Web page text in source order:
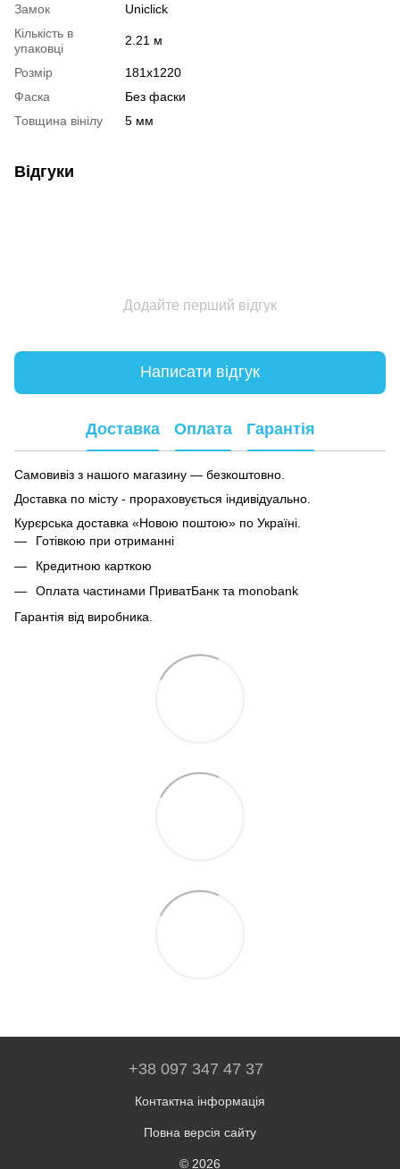
Замок
Uniclick
Кількість в
упаковці
2.21 м
Розмір
181х1220
Фаска
Без фаски
Товщина вінілу
5 мм
Відгуки
Додайте перший відгук
Написати відгук
Доставка Оплата Гарантія
Самовивіз з нашого магазину — безкоштовно.
Доставка по місту - прораховується індивідуально.
Курєрська доставка «Новою поштою» по Україні.
Готівкою при отриманні
Кредитною карткою
Оплата частинами ПриватБанк та monobank
Гарантія від виробника.
+38 097 347 47 37
Контактна інформація
Повна версія сайту
© 2026